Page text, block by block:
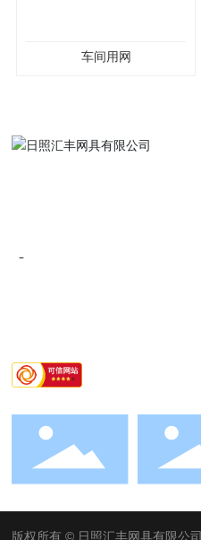
车间用网
版权所有 © 日照汇丰网具有限公司